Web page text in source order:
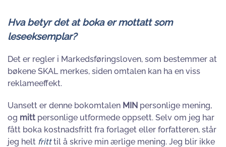
Hva betyr det at boka er mottatt som
leseeksemplar?
Det er regler i Markedsføringsloven, som bestemmer at
bøkene SKAL merkes, siden omtalen kan ha en viss
reklameeffekt.
Uansett er denne bokomtalen MIN personlige mening,
og mitt personlige utformede oppsett. Selv om jeg har
fått boka kostnadsfritt fra forlaget eller forfatteren, står
jeg helt fritttil å skrive min ærlige mening. Jeg blir ikke